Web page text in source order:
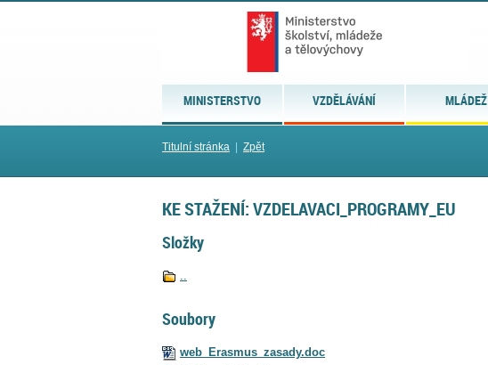
MINISTERSTVO VZDĚLÁVÁNÍ MLÁDEŽ
Titulní stránka Zpět
KE STAŽENÍ: VZDELAVACI_PROGRAMY_EU
Složky
..
Soubory
web_Erasmus_zasady.doc